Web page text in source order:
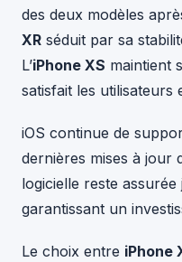
des deux modèles
XR séduit par sa
L’iPhone XS maintient
satisfait les utilisateurs
iOS continue de
dernières mises à jour
logicielle reste assurée
garantissant un
Le choix entre iPhone